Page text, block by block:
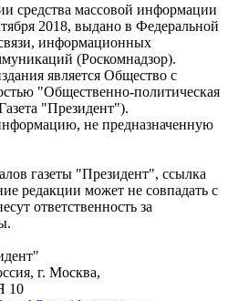
средства массовой информации
2018, выдано в Федеральной
информационных
(Роскомнадзор).
является Общество с
"Общественно-политическая
"Президент").
не предназначенную
газеты "Президент", ссылка
редакции может не совпадать с
ответственность за
г. Москва,
10